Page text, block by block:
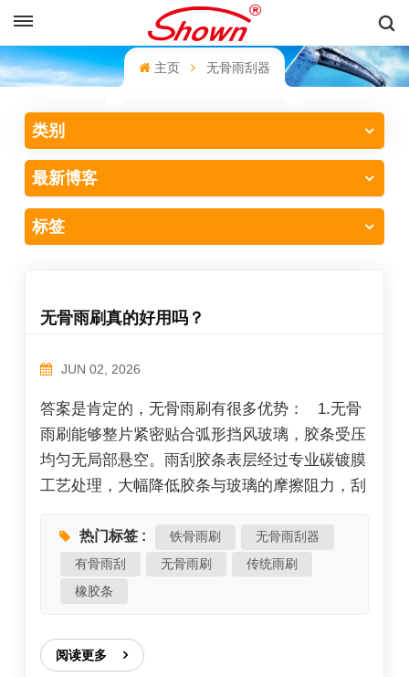
主页 无骨雨刮器
类别
最新博客
标签
无骨雨刷真的好用吗？
JUN 02, 2026
答案是肯定的，无骨雨刷有很多优势： 1.无骨
雨刷能够整片紧密贴合弧形挡风玻璃，胶条受压
均匀无局部悬空。雨刮胶条表层经过专业碳镀膜
工艺处理，大幅降低胶条与玻璃的摩擦阻力，刮
除干净，刮后视野透亮无痕。 2. 产品依托空气
动力学原理流线造型设计，车辆高速行驶时，迎
面气流会对雨刷形成下压力，避免雨刮受风压掀
题，保障雨天高速行车视野清晰。 3. 经过整体
结构优化，中部配备加宽平整防护饰条，除加固
热门标签 : 铁骨雨刷
无骨雨刮器
有骨雨刮
无骨雨刷
传统雨刷
橡胶条
阅读更多